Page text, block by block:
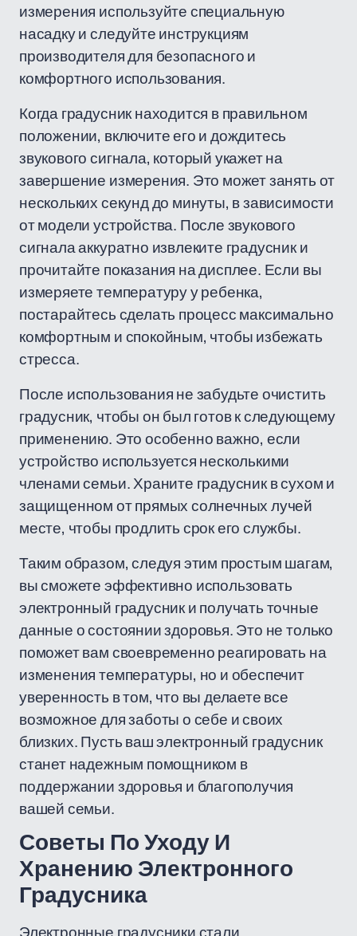
измерения используйте специальную
насадку и следуйте инструкциям
производителя для безопасного и
комфортного использования.
Когда градусник находится в правильном
положении, включите его и дождитесь
звукового сигнала, который укажет на
завершение измерения. Это может занять от
нескольких секунд до минуты, в зависимости
от модели устройства. После звукового
сигнала аккуратно извлеките градусник и
прочитайте показания на дисплее. Если вы
измеряете температуру у ребенка,
постарайтесь сделать процесс максимально
комфортным и спокойным, чтобы избежать
стресса.
После использования не забудьте очистить
градусник, чтобы он был готов к следующему
применению. Это особенно важно, если
устройство используется несколькими
членами семьи. Храните градусник в сухом и
защищенном от прямых солнечных лучей
месте, чтобы продлить срок его службы.
Таким образом, следуя этим простым шагам,
вы сможете эффективно использовать
электронный градусник и получать точные
данные о состоянии здоровья. Это не только
поможет вам своевременно реагировать на
изменения температуры, но и обеспечит
уверенность в том, что вы делаете все
возможное для заботы о себе и своих
близких. Пусть ваш электронный градусник
станет надежным помощником в
поддержании здоровья и благополучия
вашей семьи.
Советы По Уходу И
Хранению Электронного
Градусника